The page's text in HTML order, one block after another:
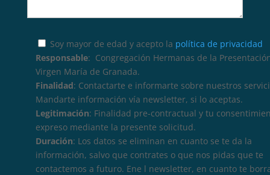
Soy mayor de edad y acepto la política de privacidad
Responsable: Congregación Hermanas de la
Virgen María de Granada.
Finalidad: Contactarte e informarte sobre nuestros
Mandarte información vía newsletter, si lo aceptas.
Legitimación: Finalidad pre-contractual y tu
expreso mediante la presente solicitud.
Duración: Los datos se eliminan en cuanto se te da la
información, salvo que contrates o que nos pidas que te
contactemos a futuro. Ene l newsletter, en cuanto te